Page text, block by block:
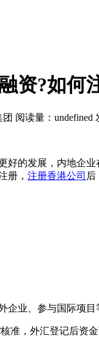
资?如何
阅读量： undefined
发展，内地企业
册， 注册香港公司 后
业、参与国际项目
，外汇登记后资金